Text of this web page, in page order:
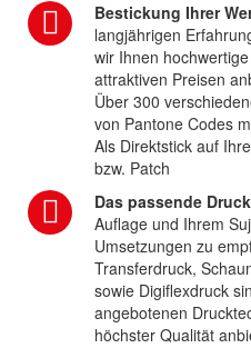
Bestickung Ihrer
langjährigen
wir Ihnen
attraktiven Preisen
Über 300
von Pantone Codes
Als Direktstick auf
bzw. Patch
Das passende
Auflage und Ihrem
Umsetzungen zu
Transferdruck,
sowie Digiflexdruck
angebotenen
höchster Qualität